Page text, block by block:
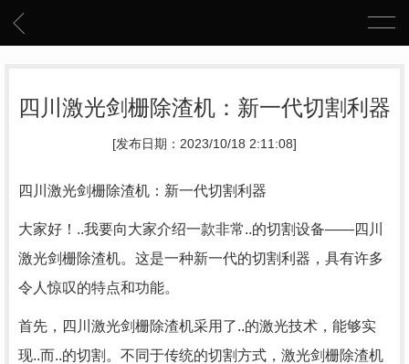
四川激光剑栅除渣机：新一代切割利器
[发布日期：2023/10/18 2:11:08]
四川激光剑栅除渣机：新一代切割利器
大家好！..我要向大家介绍一款非常..的切割设备——四川
激光剑栅除渣机。这是一种新一代的切割利器，具有许多
令人惊叹的特点和功能。
首先，四川激光剑栅除渣机采用了..的激光技术，能够实
现..而..的切割。不同于传统的切割方式，激光剑栅除渣机